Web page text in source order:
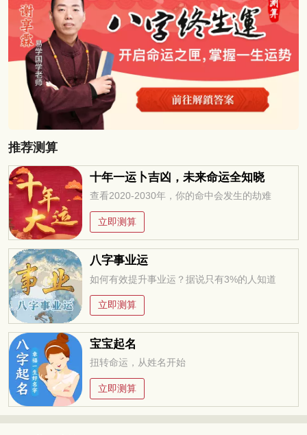
推荐测算
十年一运卜吉凶，未来命运全知晓
查看2020-2030年，你的命中会发生的劫难
立即测算
八字事业运
如何有效提升事业运？据说只有3%的人知道
立即测算
宝宝起名
扭转命运，从姓名开始
立即测算